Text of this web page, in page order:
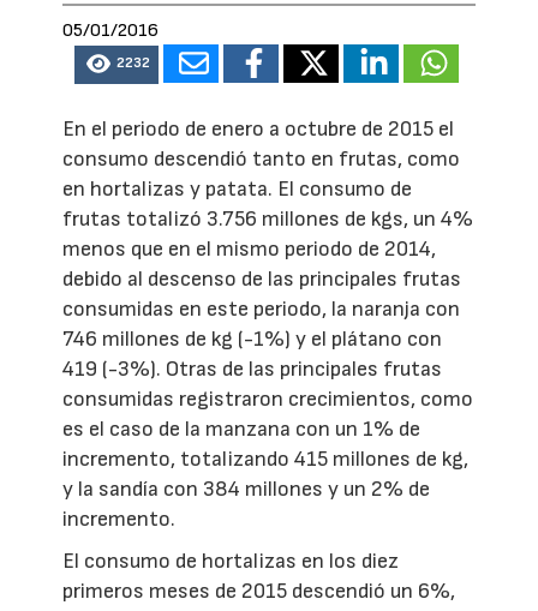
05/01/2016
2232
En el periodo de enero a octubre de 2015 el
consumo descendió tanto en frutas, como
en hortalizas y patata. El consumo de
frutas totalizó 3.756 millones de kgs, un 4%
menos que en el mismo periodo de 2014,
debido al descenso de las principales frutas
consumidas en este periodo, la naranja con
746 millones de kg (-1%) y el plátano con
419 (-3%). Otras de las principales frutas
consumidas registraron crecimientos, como
es el caso de la manzana con un 1% de
incremento, totalizando 415 millones de kg,
y la sandía con 384 millones y un 2% de
incremento.
El consumo de hortalizas en los diez
primeros meses de 2015 descendió un 6%,